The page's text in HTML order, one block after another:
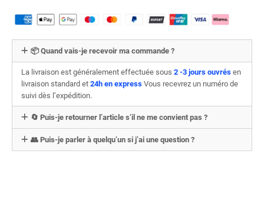
📦 Quand vais-je recevoir ma commande ?
La livraison est généralement effectuée sous 2 -3 jours ouvrés en
livraison standard et 24h en express Vous recevrez un numéro de
suivi dès l’expédition.
🔄 Puis-je retourner l’article s’il ne me convient pas ?
👥 Puis-je parler à quelqu’un si j’ai une question ?